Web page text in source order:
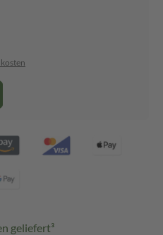
geliefert³